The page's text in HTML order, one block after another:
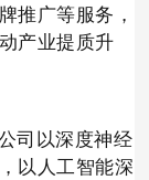
推广等服务，
产业提质升
司以深度神经
以人工智能深